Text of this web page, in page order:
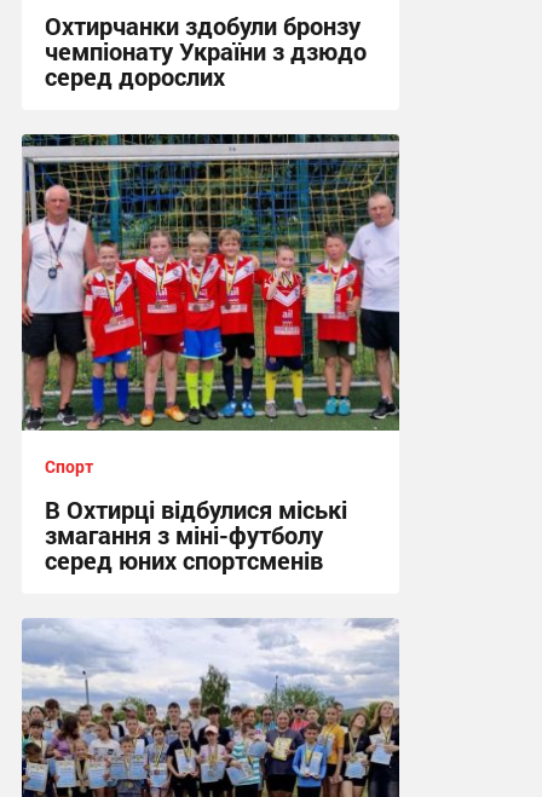
Охтирчанки здобули бронзу
чемпіонату України з дзюдо
серед дорослих
12:25, 24.07.2026
Спорт
В Охтирці відбулися міські
змагання з міні-футболу
серед юних спортсменів
12:09, 15.06.2026